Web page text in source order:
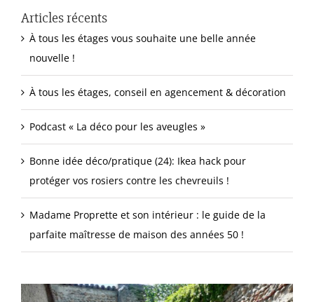
Articles récents
À tous les étages vous souhaite une belle année
nouvelle !
À tous les étages, conseil en agencement & décoration
Podcast « La déco pour les aveugles »
Bonne idée déco/pratique (24): Ikea hack pour
protéger vos rosiers contre les chevreuils !
Madame Proprette et son intérieur : le guide de la
parfaite maîtresse de maison des années 50 !